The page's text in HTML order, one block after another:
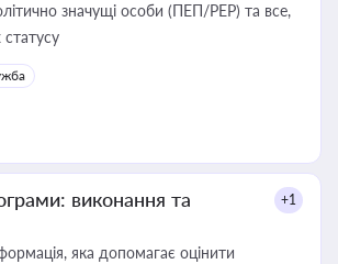
значущі особи (ПЕП/PEP) та все,
статусу
виконання та
+1
яка допомагає оцінити